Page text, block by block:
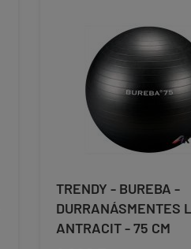
TRENDY - BUREBA -
DURRANÁSMENTES
ANTRACIT - 75 CM